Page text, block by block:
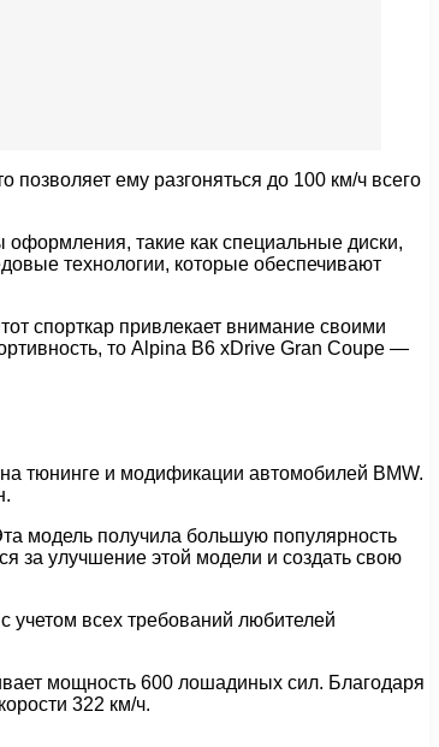
ему разгоняться до 100 км/ч всего
такие как специальные диски,
технологии, которые обеспечивают
спорткар привлекает внимание своими
то Alpina B6 xDrive Gran Coupe —
тюнинге и модификации автомобилей BMW.
модель получила большую популярность
за улучшение этой модели и создать свою
учетом всех требований любителей
мощность 600 лошадиных сил. Благодаря
322 км/ч.